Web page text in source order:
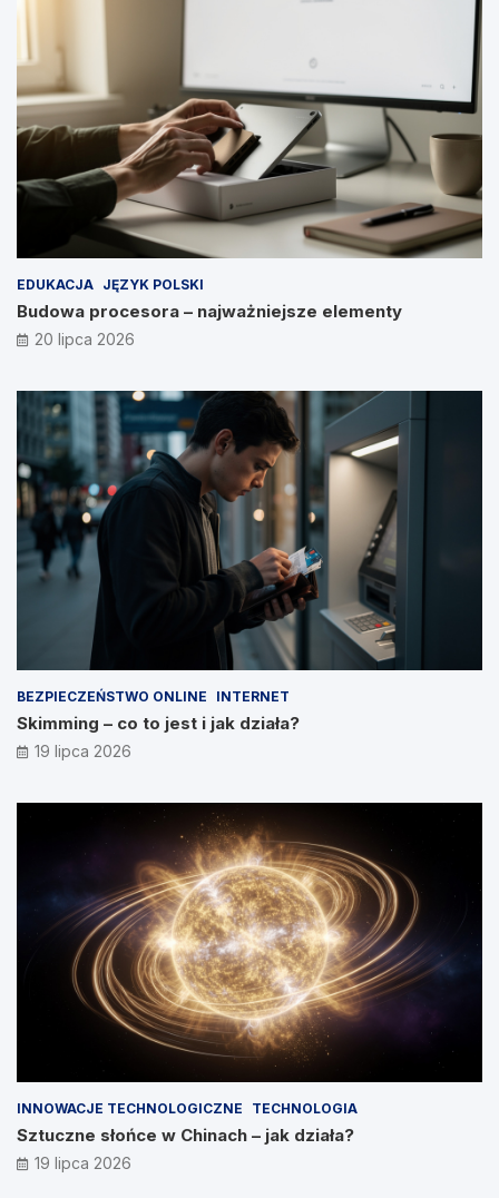
EDUKACJA JĘZYK POLSKI
Budowa procesora – najważniejsze elementy
20 lipca 2026
BEZPIECZEŃSTWO ONLINE INTERNET
Skimming – co to jest i jak działa?
19 lipca 2026
INNOWACJE TECHNOLOGICZNE TECHNOLOGIA
Sztuczne słońce w Chinach – jak działa?
19 lipca 2026